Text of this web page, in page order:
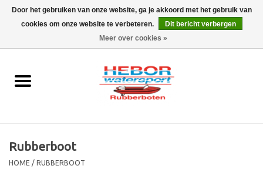
0 Artikelen - €0,00
Outboard
Rubberboot
HOME / RUBBERBOOT
Door het gebruiken van onze website, ga je akkoord met het gebruik van
cookies om onze website te verbeteren.
Dit bericht verbergen
Meer over cookies »